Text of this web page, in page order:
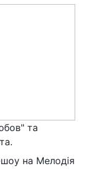
та
шоу на Мелодія